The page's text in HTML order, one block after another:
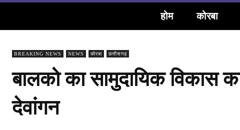
होम कोरबा
BREAKING NEWS NEWS कोरबा छत्तीसगढ़
बालको का सामुदायिक विकास
देवांगन